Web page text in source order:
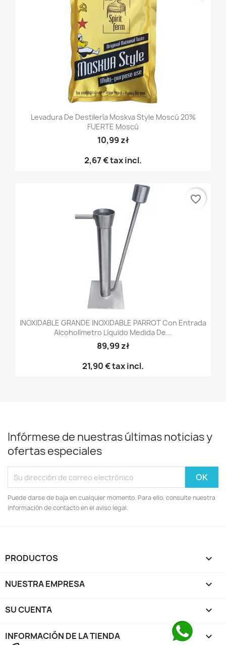
Levadura De Destilería Moskva Style Moscú 20%
FUERTE Moscú
10,99 zł
2,67 €tax incl.
INOXIDABLE GRANDE INOXIDABLE PARROT Con Entrada
Alcoholímetro Líquido Medida De...
89,99 zł
21,90 €tax incl.
favorite_border
Infórmese de nuestras últimas noticias y
ofertas especiales
Puede darse de baja en cualquier momento. Para ello, consulte nuestra
información de contacto en el aviso legal.
PRODUCTOS 
NUESTRA EMPRESA 
SU CUENTA 
INFORMACIÓN DE LA TIENDA keyboard_arrow_down